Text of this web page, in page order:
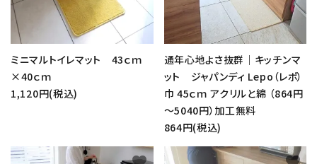
ミニマルトイレマット 43ｃｍ
×40ｃｍ
1,120円(税込)
通年心地よさ抜群｜キッチンマ
ット ジャパンディ Lepo（レポ）
巾 45ｃｍ アクリルと綿 （864円
～5040円）加工無料
864円(税込)